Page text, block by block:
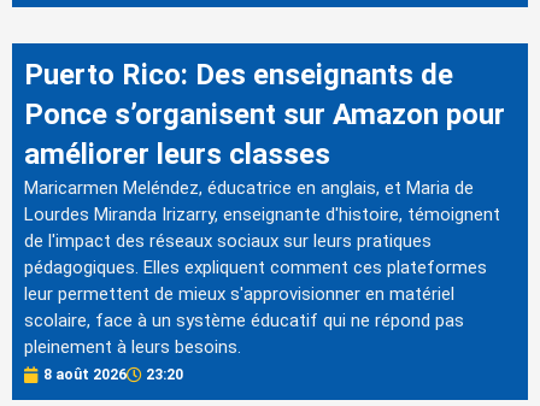
Puerto Rico: Des enseignants de
Ponce s’organisent sur Amazon pour
améliorer leurs classes
Maricarmen Meléndez, éducatrice en anglais, et Maria de
Lourdes Miranda Irizarry, enseignante d'histoire, témoignent
de l'impact des réseaux sociaux sur leurs pratiques
pédagogiques. Elles expliquent comment ces plateformes
leur permettent de mieux s'approvisionner en matériel
scolaire, face à un système éducatif qui ne répond pas
pleinement à leurs besoins.
8 août 2026 23:20